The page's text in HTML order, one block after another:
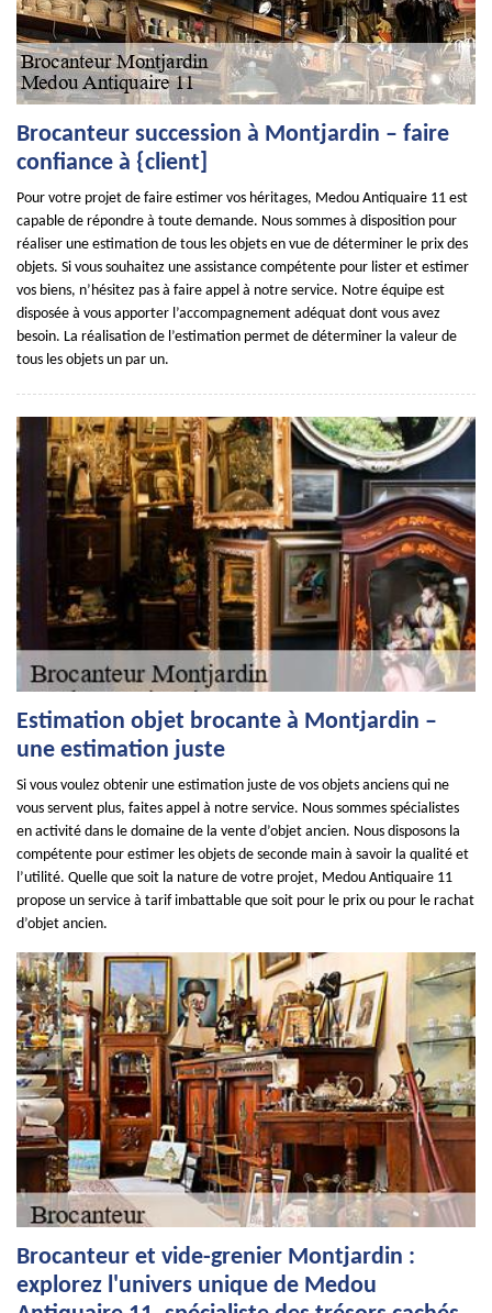
Brocanteur succession à Montjardin – faire
confiance à {client]
Pour votre projet de faire estimer vos héritages, Medou Antiquaire 11 est
capable de répondre à toute demande. Nous sommes à disposition pour
réaliser une estimation de tous les objets en vue de déterminer le prix des
objets. Si vous souhaitez une assistance compétente pour lister et estimer
vos biens, n’hésitez pas à faire appel à notre service. Notre équipe est
disposée à vous apporter l’accompagnement adéquat dont vous avez
besoin. La réalisation de l’estimation permet de déterminer la valeur de
tous les objets un par un.
Estimation objet brocante à Montjardin –
une estimation juste
Si vous voulez obtenir une estimation juste de vos objets anciens qui ne
vous servent plus, faites appel à notre service. Nous sommes spécialistes
en activité dans le domaine de la vente d’objet ancien. Nous disposons la
compétente pour estimer les objets de seconde main à savoir la qualité et
l’utilité. Quelle que soit la nature de votre projet, Medou Antiquaire 11
propose un service à tarif imbattable que soit pour le prix ou pour le rachat
d’objet ancien.
Brocanteur et vide-grenier Montjardin :
explorez l'univers unique de Medou